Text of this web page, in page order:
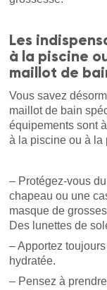
Les
à la piscine
maillot de
Vous savez
maillot de bain
équipements sont
à la piscine ou à la
– Protégez-vous
chapeau ou une
masque de
Des lunettes de
– Apportez
hydratée.
– Pensez à